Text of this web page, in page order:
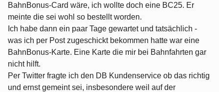
BahnBonus-Card wäre, ich wollte doch eine BC25. Er
meinte die sei wohl so bestellt worden.
Ich habe dann ein paar Tage gewartet und tatsächlich -
was ich per Post zugeschickt bekommen hatte war eine
BahnBonus-Karte. Eine Karte die mir bei Bahnfahrten gar
nicht hilft.
Per Twitter fragte ich den DB Kundenservice ob das richtig
und ernst gemeint sei, insbesondere weil auf der